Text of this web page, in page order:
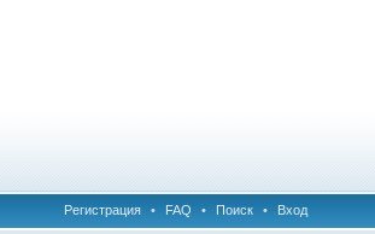
Регистрация • FAQ • Поиск • Вход